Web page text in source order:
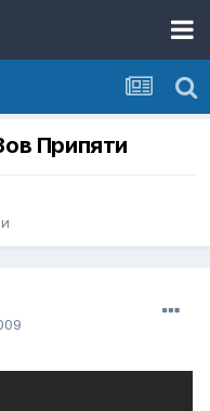
Припяти